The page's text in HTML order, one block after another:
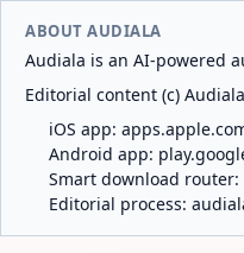
ABOUT AUDIALA
Audiala is an AI-powered
Editorial content (c)
iOS app:
Android app:
Smart download router:
Editorial process: